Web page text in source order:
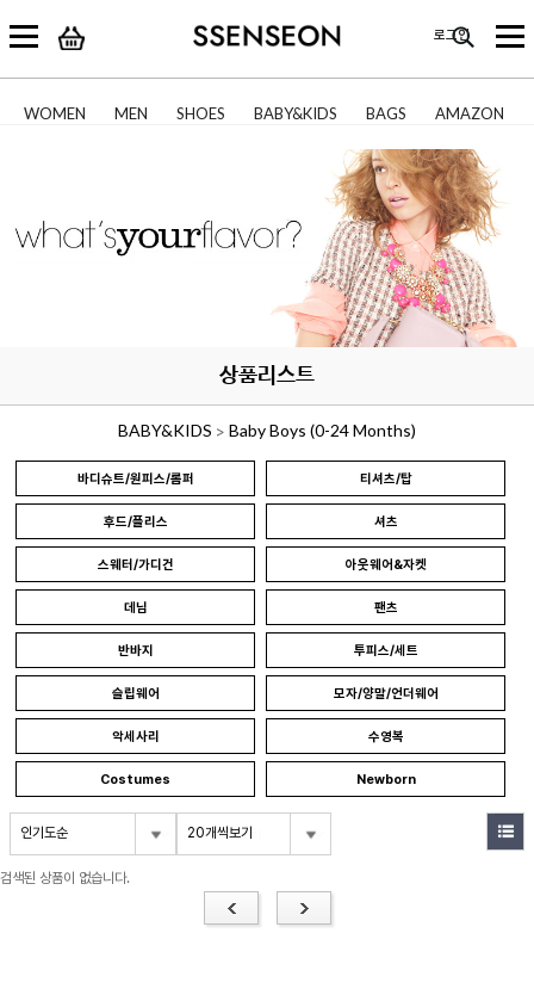
WOMEN MEN SHOES BABY&KIDS BAGS AMAZON
상품리스트
BABY&KIDS > Baby Boys (0-24 Months)
바디슈트/원피스/롬퍼 티셔츠/탑
후드/플리스 셔츠
스웨터/가디건 아웃웨어&자켓
데님 팬츠
반바지 투피스/세트
슬립웨어 모자/양말/언더웨어
악세사리 수영복
Costumes Newborn
인기도순 20개씩보기
검색된 상품이 없습니다.
로그인